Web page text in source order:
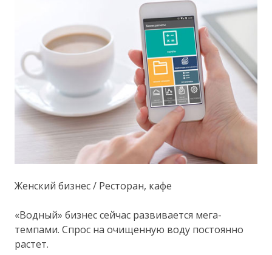
Женский бизнес / Ресторан, кафе
«Водный» бизнес сейчас развивается мега-
темпами. Спрос на очищенную воду постоянно
растет.